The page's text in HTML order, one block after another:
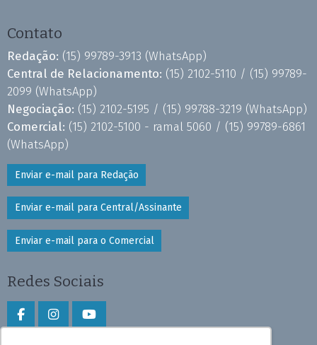
Contato
Redação: (15) 99789-3913 (WhatsApp)
Central de Relacionamento: (15) 2102-5110 / (15) 99789-
2099 (WhatsApp)
Negociação: (15) 2102-5195 / (15) 99788-3219 (WhatsApp)
Comercial: (15) 2102-5100 - ramal 5060 / (15) 99789-6861
(WhatsApp)
Enviar e-mail para Redação
Enviar e-mail para Central/Assinante
Enviar e-mail para o Comercial
Redes Sociais